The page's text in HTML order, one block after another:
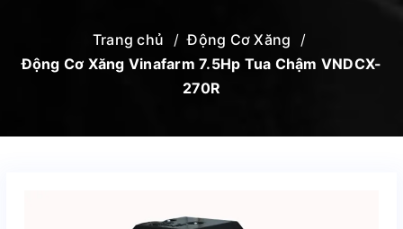
Trang chủ / Động Cơ Xăng
/
Động Cơ Xăng Vinafarm 7.5Hp Tua Chậm VNDCX-
270R